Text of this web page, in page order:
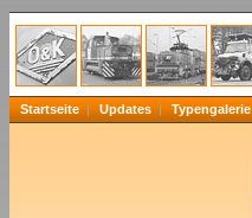
Startseite Updates Typengalerie